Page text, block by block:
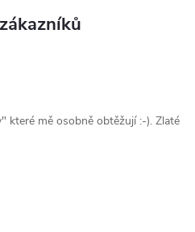
které mě osobně obtěžují :-). Zlaté